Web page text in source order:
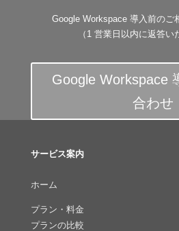
Google Workspace 導入前のご
（1 営業日以内に返答い
Google Workspace
合わせ
サービス案内
ホーム
プラン・料金
プランの比較